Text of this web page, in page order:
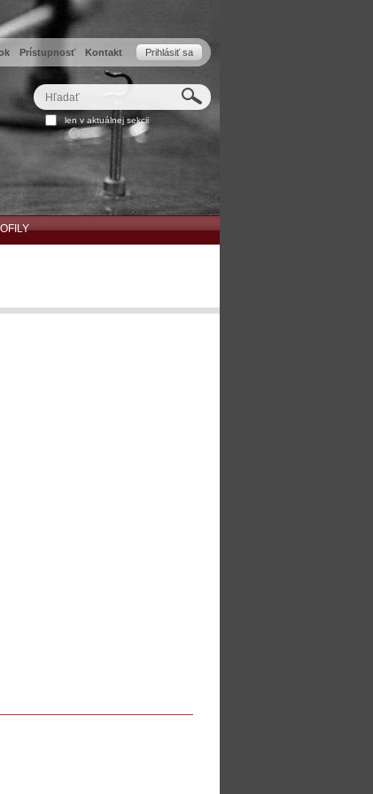
Prihlásiť sa
Prístupnosť Kontakt
Hľadať
len v aktuálnej sekcii
Rozšírené
vyhľadávanie...